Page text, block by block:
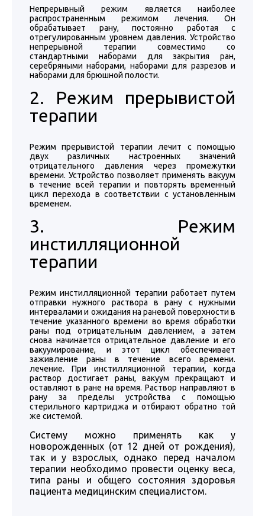
Непрерывный режим является наиболее
распространенным режимом лечения. Он
обрабатывает рану, постоянно работая с
отрегулированным уровнем давления. Устройство
непрерывной терапии совместимо со
стандартными наборами для закрытия ран,
серебряными наборами, наборами для разрезов и
наборами для брюшной полости.
2. Режим прерывистой
терапии
Режим прерывистой терапии лечит с помощью
двух различных настроенных значений
отрицательного давления через промежутки
времени. Устройство позволяет применять вакуум
в течение всей терапии и повторять временный
цикл перехода в соответствии с установленным
временем.
3. Режим
инстилляционной
терапии
Режим инстилляционной терапии работает путем
отправки нужного раствора в рану с нужными
интервалами и ожидания на раневой поверхности в
течение указанного времени во время обработки
раны под отрицательным давлением, а затем
снова начинается отрицательное давление и его
вакуумирование, и этот цикл обеспечивает
заживление раны в течение всего времени.
лечение. При инстилляционной терапии, когда
раствор достигает раны, вакуум прекращают и
оставляют в ране на время. Раствор направляют в
рану за пределы устройства с помощью
стерильного картриджа и отбирают обратно той
же системой.
Систему можно применять как у
новорожденных (от 12 дней от рождения),
так и у взрослых, однако перед началом
терапии необходимо провести оценку веса,
типа раны и общего состояния здоровья
пациента медицинским специалистом.